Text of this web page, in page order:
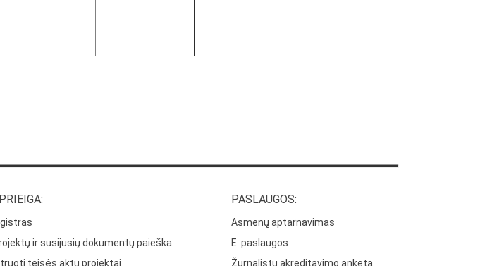
ir susijusių dokumentų paieška
teisės aktų projektai
PASLAUGOS:
Asmenų aptarnavimas
E. paslaugos
Žurnalistų akreditavimo anketa